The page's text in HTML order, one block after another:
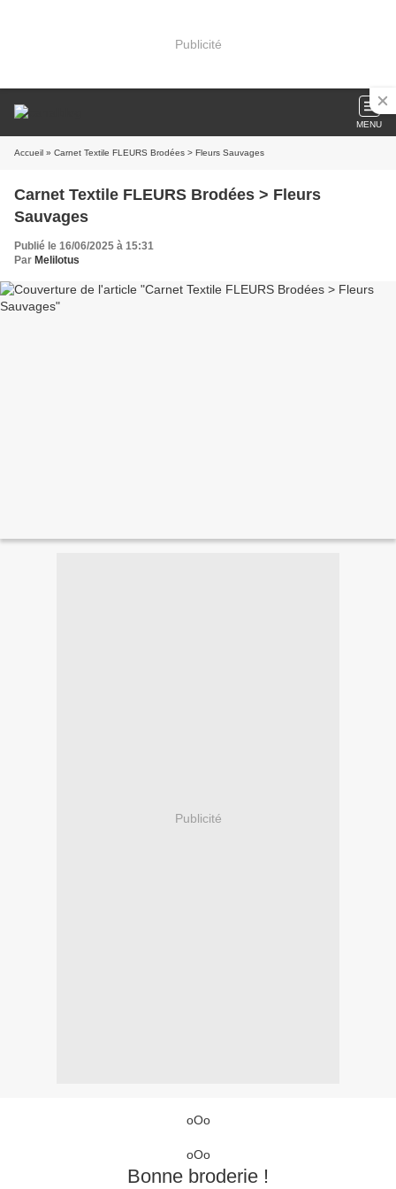
Publicité
MENU
Accueil » Carnet Textile FLEURS Brodées > Fleurs Sauvages
Carnet Textile FLEURS Brodées > Fleurs
Sauvages
Publié le 16/06/2025 à 15:31
Par Melilotus
Publicité
oOo
oOo
Bonne broderie !